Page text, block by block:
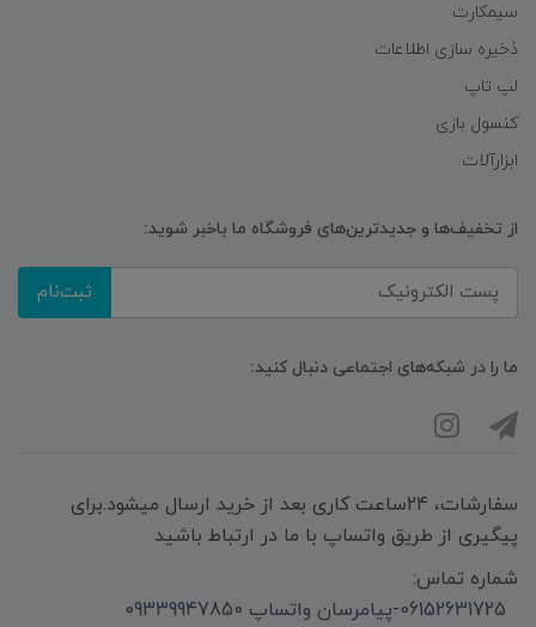
سیمکارت
ذخیره سازی اطلاعات
لپ تاپ
کنسول بازی
ابزارآلات
از تخفیف‌ها و جدیدترین‌های فروشگاه ما باخبر شوید:
ثبت‌نام
ما را در شبکه‌های اجتماعی دنبال کنید:
سفارشات، 24ساعت کاری بعد از خرید ارسال میشود.برای
پیگیری از طریق واتساپ با ما در ارتباط باشید
شماره تماس:
06152631725-پیامرسان واتساپ 09339947850